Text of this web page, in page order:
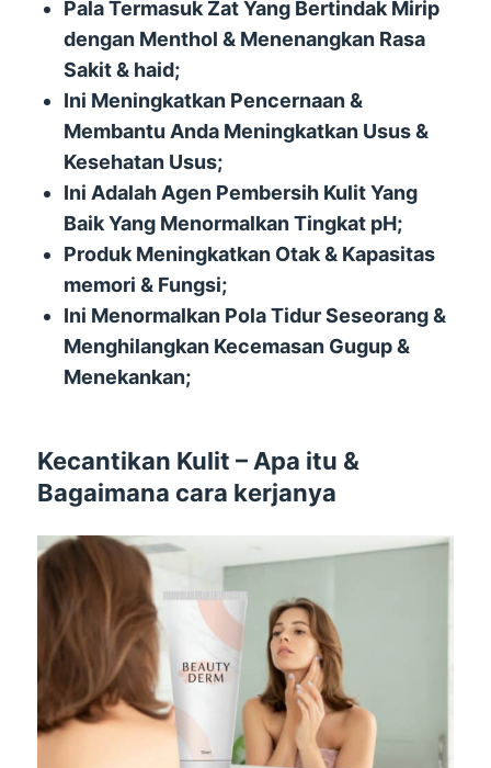
Pala Termasuk Zat Yang Bertindak Mirip
dengan Menthol & Menenangkan Rasa
Sakit & haid;
Ini Meningkatkan Pencernaan &
Membantu Anda Meningkatkan Usus &
Kesehatan Usus;
Ini Adalah Agen Pembersih Kulit Yang
Baik Yang Menormalkan Tingkat pH;
Produk Meningkatkan Otak & Kapasitas
memori & Fungsi;
Ini Menormalkan Pola Tidur Seseorang &
Menghilangkan Kecemasan Gugup &
Menekankan;
Kecantikan Kulit – Apa itu &
Bagaimana cara kerjanya